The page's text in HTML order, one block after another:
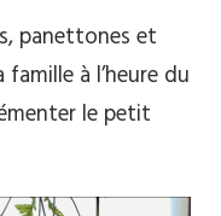
panettones et
à l’heure du
le petit